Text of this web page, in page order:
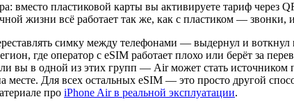
вместо пластиковой карты вы активируете тариф через
жизни всё работает так же, как с пластиком — звонки,
симку между телефонами — выдернул и воткнул
где оператор с eSIM работает плохо или берёт за
вы в одной из этих групп — Air может стать источником
Для всех остальных eSIM — это просто другой
про iPhone Air в реальной эксплуатации.